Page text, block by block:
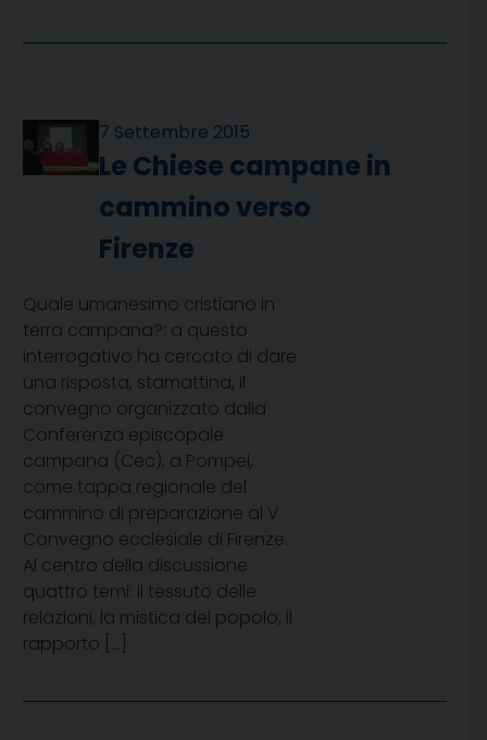
7 Settembre 2015
Le Chiese campane in
cammino verso
Firenze
Quale umanesimo cristiano in
terra campana?: a questo
interrogativo ha cercato di dare
una risposta, stamattina, il
convegno organizzato dalla
Conferenza episcopale
campana (Cec), a Pompei,
come tappa regionale del
cammino di preparazione al V
Convegno ecclesiale di Firenze.
Al centro della discussione
quattro temi: il tessuto delle
relazioni, la mistica del popolo, il
rapporto […]